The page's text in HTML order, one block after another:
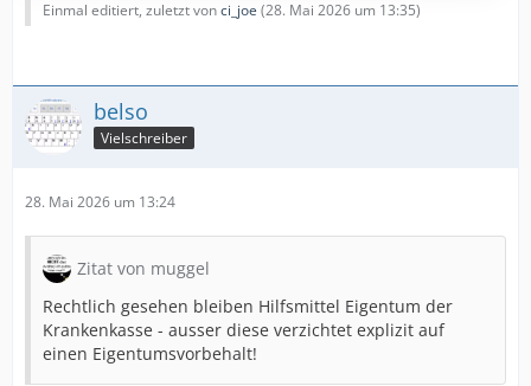
sondern das "Gehörte" in magnetische Impulse
Wie kann man einer…
Einmal editiert, zuletzt vonci_joe (28. Mai 2026 um 13:35)
belso
Vielschreiber
28. Mai 2026 um 13:24
Zitat von muggel
Rechtlich gesehen bleiben Hilfsmittel Eigentum der
Krankenkasse - ausser diese verzichtet explizit auf
einen Eigentumsvorbehalt!